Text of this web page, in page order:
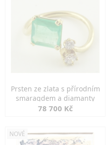
Prsten ze zlata s přírodním
smaragdem a diamanty
78 700 Kč
NOVÉ